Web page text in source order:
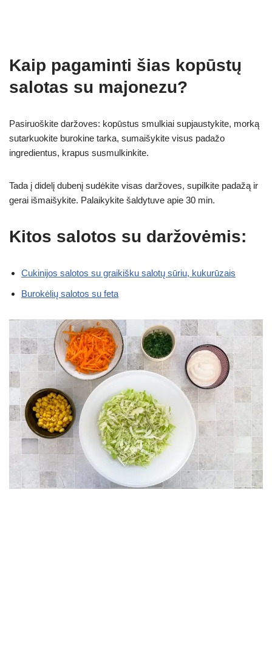
Kaip pagaminti šias kopūstų
salotas su majonezu?
Pasiruoškite daržoves: kopūstus smulkiai supjaustykite, morką
sutarkuokite burokine tarka, sumaišykite visus padažo
ingredientus, krapus susmulkinkite.
Tada į didelį dubenį sudėkite visas daržoves, supilkite padažą ir
gerai išmaišykite. Palaikykite šaldytuve apie 30 min.
Kitos salotos su daržovėmis:
Cukinijos salotos su graikišku salotų sūriu, kukurūzais
Burokėlių salotos su feta